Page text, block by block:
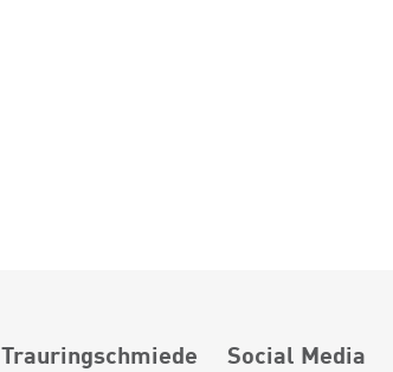
Trauringschmiede Social Media